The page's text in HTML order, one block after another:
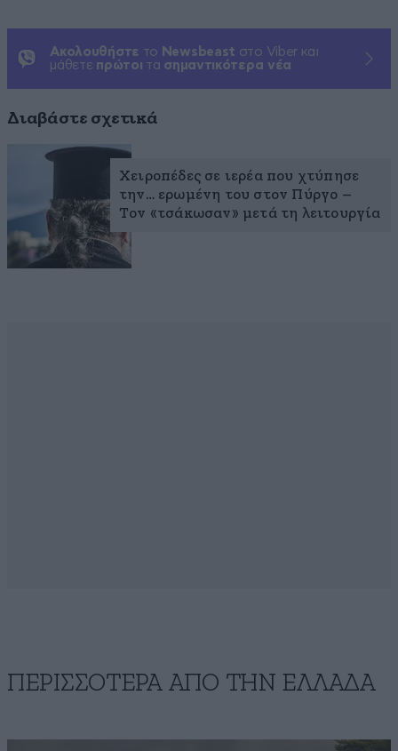
Ακολουθήστε το Newsbeast στο Viber και
μάθετε πρώτοι τα σημαντικότερα νέα
Διαβάστε σχετικά
Χειροπέδες σε ιερέα που χτύπησε
την… ερωμένη του στον Πύργο –
Τον «τσάκωσαν» μετά τη λειτουργία
ΠΕΡΙΣΣΟΤΕΡΑ ΑΠΟ ΤΗΝ ΕΛΛΑΔΑ